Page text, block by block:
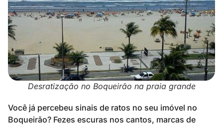
Desratização no Boqueirão na praia grande
Você já percebeu sinais de ratos no seu imóvel no
Boqueirão? Fezes escuras nos cantos, marcas de